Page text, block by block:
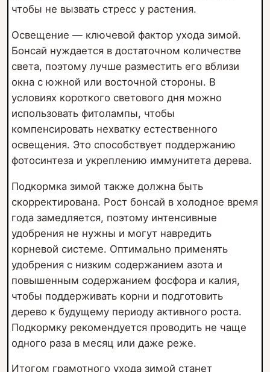
чтобы не вызвать стресс у растения.
Освещение — ключевой фактор ухода зимой.
Бонсай нуждается в достаточном количестве
света, поэтому лучше разместить его вблизи
окна с южной или восточной стороны. В
условиях короткого светового дня можно
использовать фитолампы, чтобы
компенсировать нехватку естественного
освещения. Это способствует поддержанию
фотосинтеза и укреплению иммунитета дерева.
Подкормка зимой также должна быть
скорректирована. Рост бонсай в холодное время
года замедляется, поэтому интенсивные
удобрения не нужны и могут навредить
корневой системе. Оптимально применять
удобрения с низким содержанием азота и
повышенным содержанием фосфора и калия,
чтобы поддерживать корни и подготовить
дерево к будущему периоду активного роста.
Подкормку рекомендуется проводить не чаще
одного раза в месяц или даже реже.
Итогом грамотного ухода зимой станет